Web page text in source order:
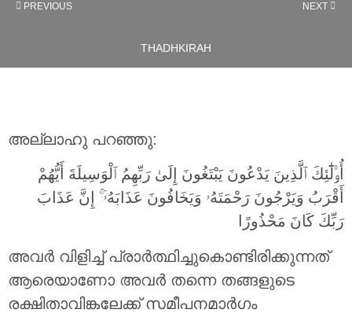
PREVIOUS NEXT
THADHKIRAH
അല്ലാഹു പറഞ്ഞു:
أُو۟لَٰٓئِكَ ٱلَّذِينَ يَدْعُونَ يَبْتَغُونَ إِلَىٰ رَبِّهِمُ ٱلْوَسِيلَةَ أَيُّهُمْ
أَقْرَبُ وَيَرْجُونَ رَحْمَتَهُۥ وَيَخَافُونَ عَذَابَهُۥٓ ۚ إِنَّ عَذَابَ
رَبِّكَ كَانَ مَحْذُورًا
അവര്‍ വിളിച്ച് പ്രാര്‍ത്ഥിച്ചുകൊണ്ടിരിക്കുന്നത്
ആരെയാണോ അവര്‍ തന്നെ തങ്ങളുടെ
രക്ഷിതാവിങ്കലേക്ക് സമീപനമാര്‍ഗം